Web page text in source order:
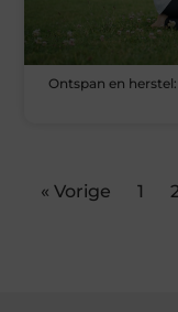
Ontspan en
« Vorige 1